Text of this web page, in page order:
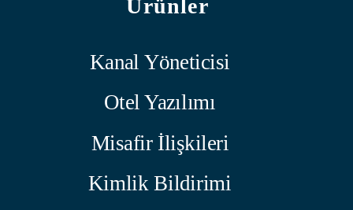
Ürünler
Kanal Yöneticisi
Otel Yazılımı
Misafir İlişkileri
Kimlik Bildirimi